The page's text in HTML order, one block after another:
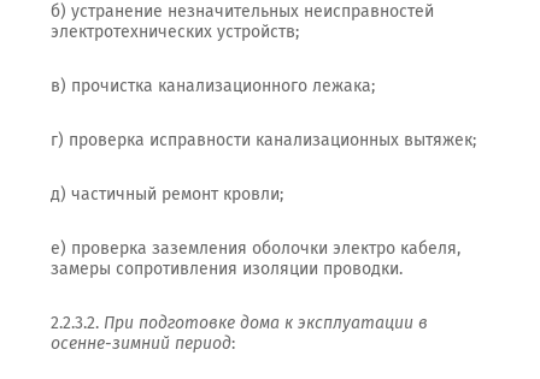
б) устранение незначительных неисправностей
электротехнических устройств;
в) прочистка канализационного лежака;
г) проверка исправности канализационных вытяжек;
д) частичный ремонт кровли;
е) проверка заземления оболочки электро кабеля,
замеры сопротивления изоляции проводки.
2.2.3.2. При подготовке дома к эксплуатации в
осенне-зимний период: